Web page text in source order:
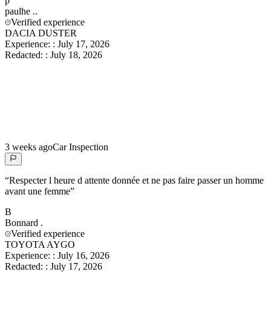
paulhe ..
Verified experience
DACIA DUSTER
Experience: : July 17, 2026
Redacted: : July 18, 2026
3 weeks agoCar Inspection
“Respecter l heure d attente donnée et ne pas faire passer un homme
avant une femme”
B
Bonnard .
Verified experience
TOYOTA AYGO
Experience: : July 16, 2026
Redacted: : July 17, 2026